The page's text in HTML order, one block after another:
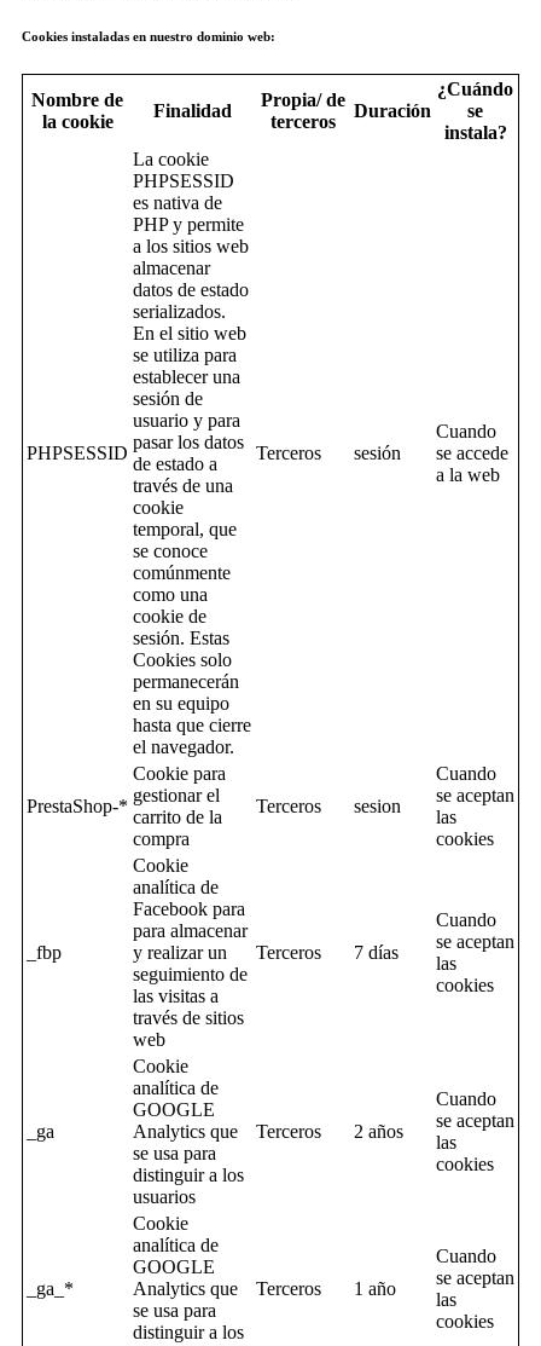
Cookies instaladas en nuestro dominio web:
Nombre de
la cookie
Finalidad
Propia/ de
terceros
Duración
¿Cuándo
se
instala?
PHPSESSID
La cookie
PHPSESSID
es nativa de
PHP y permite
a los sitios web
almacenar
datos de estado
serializados.
En el sitio web
se utiliza para
establecer una
sesión de
usuario y para
pasar los datos
de estado a
través de una
cookie
temporal, que
se conoce
comúnmente
como una
cookie de
sesión. Estas
Cookies solo
permanecerán
en su equipo
hasta que cierre
el navegador.
Terceros sesión
Cuando
se accede
a la web
PrestaShop-*
Cookie para
gestionar el
carrito de la
compra
Terceros sesion
Cuando
se aceptan
las
cookies
_fbp
Cookie
analítica de
Facebook para
para almacenar
y realizar un
seguimiento de
las visitas a
través de sitios
web
Terceros 7 días
Cuando
se aceptan
las
cookies
_ga
Cookie
analítica de
GOOGLE
Analytics que
se usa para
distinguir a los
usuarios
Terceros 2 años
Cuando
se aceptan
las
cookies
_ga_*
Cookie
analítica de
GOOGLE
Analytics que
se usa para
distinguir a los
Terceros 1 año
Cuando
se aceptan
las
cookies